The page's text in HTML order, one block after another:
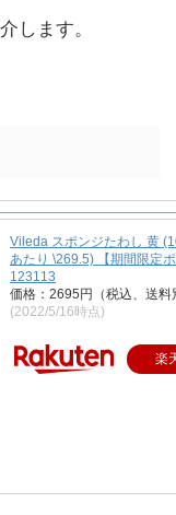
します。
Vileda スポンジたわし 黄
あたり \269.5) 【期間限定
123113
価格：2695円（税込、送料
(2022/5/16時点)
楽